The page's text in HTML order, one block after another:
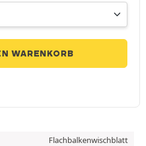
WARENKORB
Flachbalkenwischblatt